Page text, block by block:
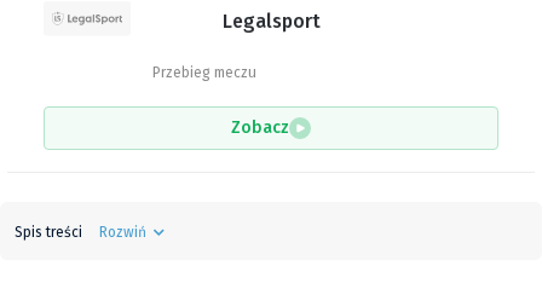
Legalsport
Przebieg meczu
Zobacz
Spis treści Rozwiń